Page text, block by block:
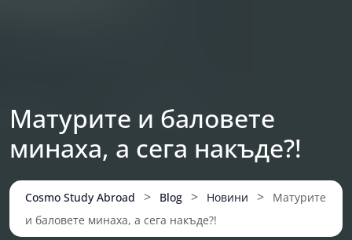
Матурите и баловете
минаха, а сега накъде?!
Cosmo Study Abroad > Blog > Новини >
Матурите
и баловете минаха, а сега накъде?!